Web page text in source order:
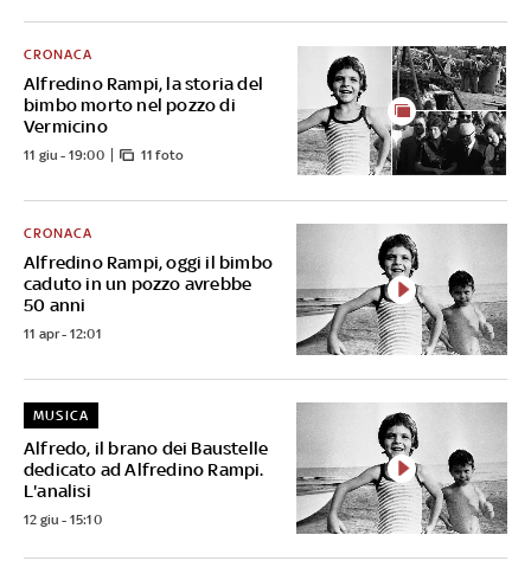
Alfredino Rampi, la storia del
bimbo morto nel pozzo di
Vermicino
CRONACA
11 giu - 19:00 11 foto
Alfredino Rampi, oggi il bimbo
caduto in un pozzo avrebbe
50 anni
CRONACA
11 apr - 12:01
Alfredo, il brano dei Baustelle
dedicato ad Alfredino Rampi.
L'analisi
MUSICA
12 giu - 15:10